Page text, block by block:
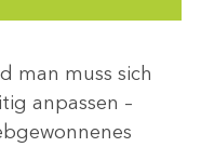
man muss sich
anpassen –